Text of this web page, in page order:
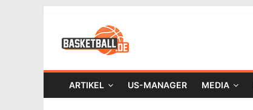
ARTIKEL US-MANAGER MEDIA